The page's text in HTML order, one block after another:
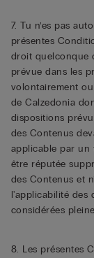
7. Tu n’es pas
présentes
droit quelconque
prévue dans les
volontairement
de Calzedonia
dispositions
des Contenus
applicable par un
être réputée
des Contenus et
l'applicabilité des
considérées
8. Les présentes